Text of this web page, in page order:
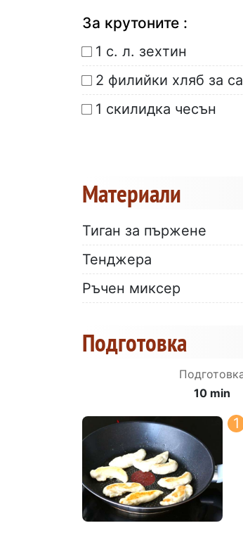
За крутоните :
1 с. л. зехтин
2 филийки хляб за
1 скилидка чесън
Материали
Тиган за пържене
Тенджера
Ръчен миксер
Подготовка
10 min